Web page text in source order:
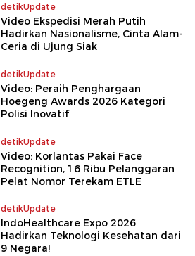
detikUpdate
Video Ekspedisi Merah Putih
Hadirkan Nasionalisme, Cinta Alam-
Ceria di Ujung Siak
detikUpdate
Video: Peraih Penghargaan
Hoegeng Awards 2026 Kategori
Polisi Inovatif
detikUpdate
Video: Korlantas Pakai Face
Recognition, 16 Ribu Pelanggaran
Pelat Nomor Terekam ETLE
detikUpdate
IndoHealthcare Expo 2026
Hadirkan Teknologi Kesehatan dari
9 Negara!